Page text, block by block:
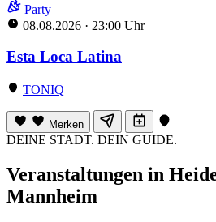
Party
08.08.2026 · 23:00 Uhr
Esta Loca Latina
TONIQ
Merken
DEINE STADT. DEIN GUIDE.
Veranstaltungen in
Mannheim